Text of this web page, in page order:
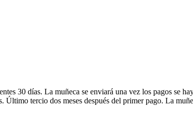
30 días. La muñeca se enviará una vez los pagos se
tercio dos meses después del primer pago. La